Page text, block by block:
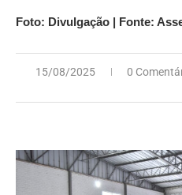
Foto: Divulgação | Fonte:
15/08/2025 0